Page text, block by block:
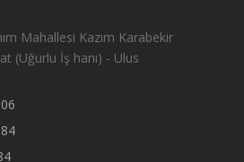
Mahallesi Kazım Karabekir
(Uğurlu İş hanı) - Ulus